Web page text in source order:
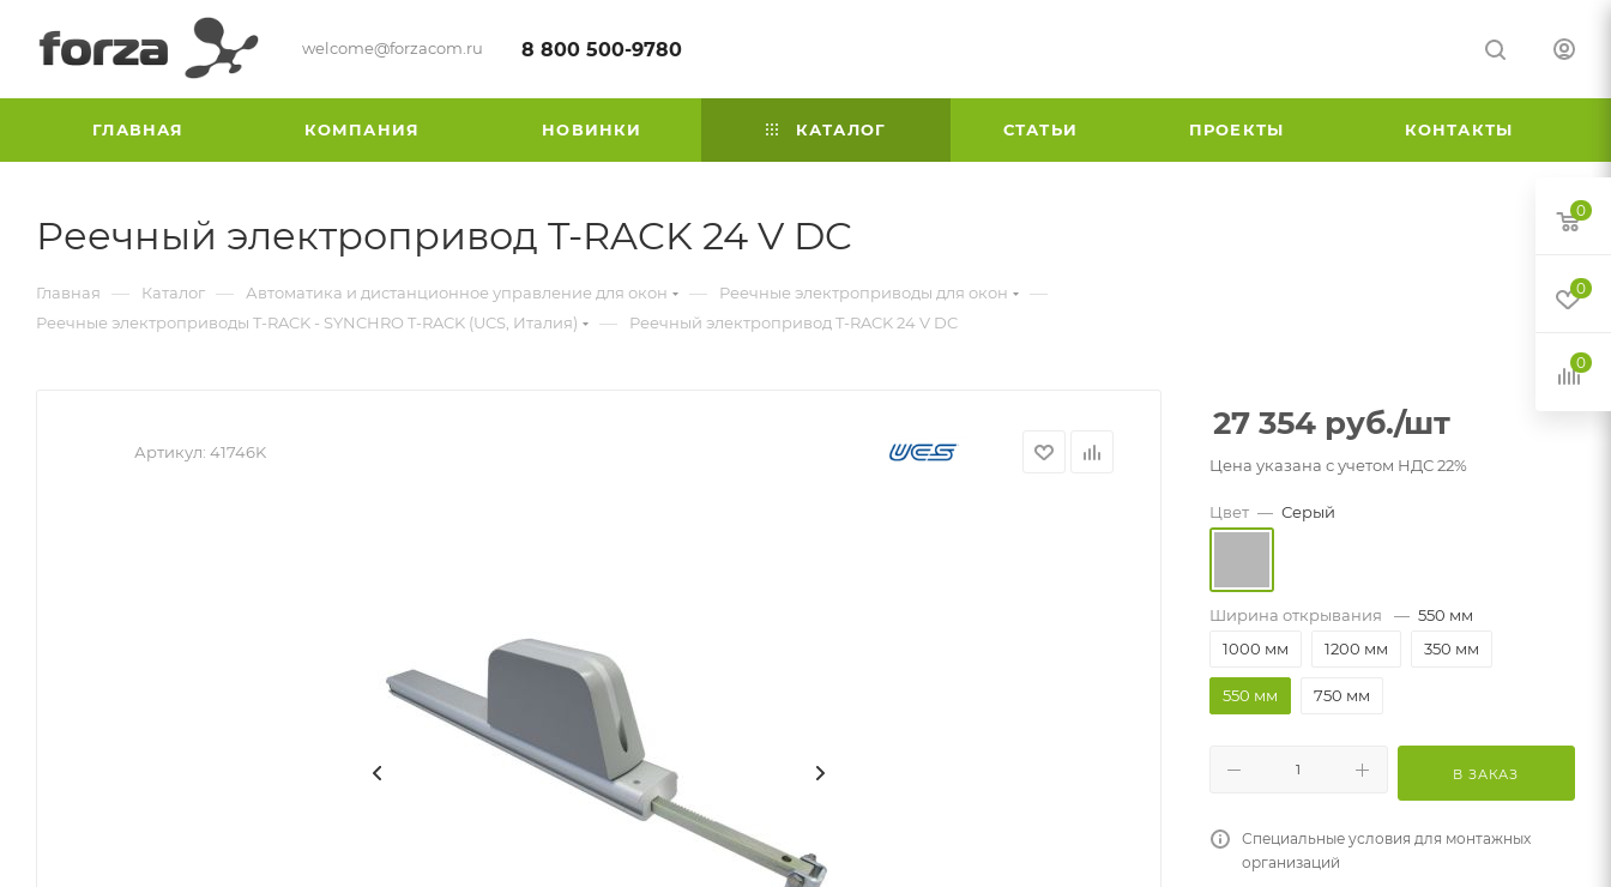
welcome@forzacom.ru 8 800 500-9780
ГЛАВНАЯ КОМПАНИЯ НОВИНКИ КАТАЛОГ СТАТЬИ ПРОЕКТЫ КОНТАКТЫ
Реечный электропривод T-RACK 24 V DC
Главная — Каталог — Автоматика и дистанционное управление для окон — Реечные электроприводы для окон —
Реечные электроприводы T-RACK - SYNCHRO T-RACK (UCS, Италия) — Реечный электропривод T-RACK 24 V DC
Артикул: 41746K
27 354 руб./шт
Цена указана с учетом НДС 22%
Цвет — Серый
Ширина открывания — 550 мм
1000 мм
1200 мм 350 мм
550 мм 750 мм
В ЗАКАЗ
Специальные условия для монтажных
организаций
0
0
0